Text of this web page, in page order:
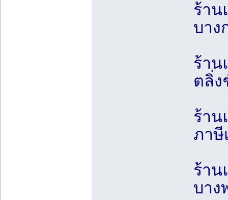
ร้าน
บาง
ร้าน
ตลิ่ง
ร้าน
ภาษี
ร้าน
บาง